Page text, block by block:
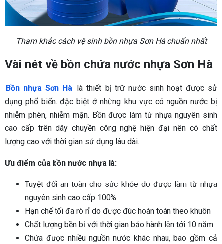
Tham khảo cách vệ sinh bồn nhựa Sơn Hà chuẩn nhất
Vài nét về bồn chứa nước nhựa Sơn Hà
Bồn nhựa Sơn Hà là thiết bị trữ nước sinh hoạt được sử
dụng phổ biến, đặc biệt ở những khu vực có nguồn nước bị
nhiễm phèn, nhiễm mặn. Bồn được làm từ nhựa nguyên sinh
cao cấp trên dây chuyền công nghệ hiện đại nên có chất
lượng cao với thời gian sử dụng lâu dài.
Ưu điểm của bồn nước nhựa là:
Tuyệt đối an toàn cho sức khỏe do được làm từ nhựa
nguyên sinh cao cấp 100%
Hạn chế tối đa rò rỉ do được đúc hoàn toàn theo khuôn
Chất lượng bền bỉ với thời gian bảo hành lên tới 10 năm
Chứa được nhiều nguồn nước khác nhau, bao gồm cả